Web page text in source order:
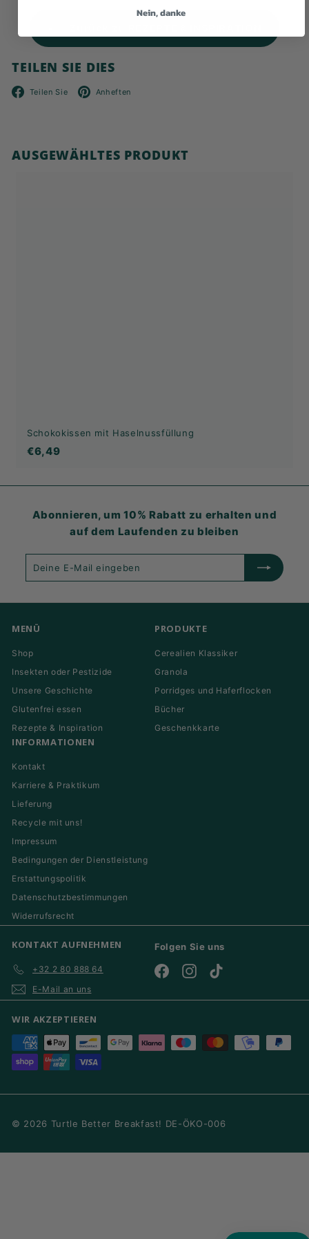
TEILEN SIE DIES
Teilen Sie Facebook
Anheften
AUSGEWÄHLTES PRODUKT
Schokokissen mit Haselnussfüllung
€6,49€6,49
Abonnieren, um 10% Rabatt zu erhalten und
auf dem Laufenden zu bleiben
eingeben
MENÜ
Shop
Insekten oder Pestizide
Unsere Geschichte
Glutenfrei essen
Rezepte & Inspiration
PRODUKTE
Cerealien Klassiker
Granola
Porridges und Haferflocken
Bücher
Geschenkkarte
INFORMATIONEN
Kontakt
Karriere & Praktikum
Lieferung
Recycle mit uns!
Impressum
Bedingungen der Dienstleistung
Erstattungspolitik
Datenschutzbestimmungen
Widerrufsrecht
KONTAKT AUFNEHMEN
+32 2 80 888 64
E-Mail an uns
Folgen Sie uns
FacebookInstagram
WIR AKZEPTIEREN
© 2026 Turtle Better Breakfast! DE-ÖKO-006
Nein, danke